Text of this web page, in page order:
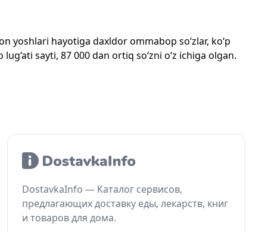
yoshlari hayotiga daxldor ommabop so‘zlar, ko‘p
sayti, 87 000 dan ortiq so‘zni o‘z ichiga olgan.
DostavkaInfo — Каталог сервисов,
предлагающих доставку еды, лекарств, книг
и товаров для дома.